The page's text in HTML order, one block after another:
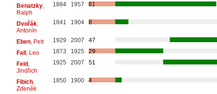
Benatzky,
Ralph
1884 1957 61
Dvořák,
Antonín
1841 1904 8
Eben, Petr 1929 2007
47
Fall, Leo 1873 1925
29
Feld,
Jindřich
1925 2007 51
Fibich,
Zdeněk
1850 1900 4